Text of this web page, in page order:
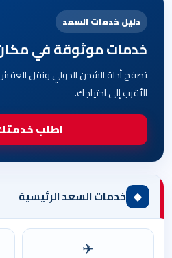
دليل خدمات السعد
خدمات موثوقة في
تصفح أدلة الشحن الدولي ونقل العفش
الأقرب إلى احتياجك.
اطلب
◆ خدمات السعد الرئيسية
✈